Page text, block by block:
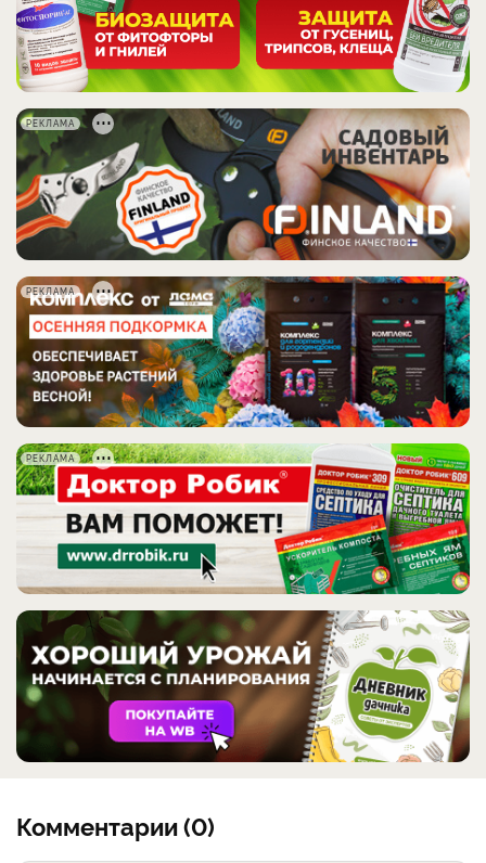
РЕКЛАМА
РЕКЛАМА
РЕКЛАМА
Комментарии (0)